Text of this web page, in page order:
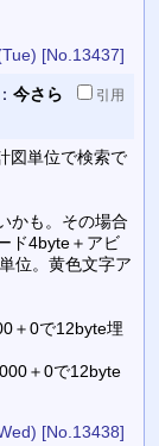
[No.13437]
今さら
引用
図単位で検索で
かも。その場合
ド4byte＋アビ
位。黄色文字ア
＋0で12byte埋
＋0で12byte
[No.13438]